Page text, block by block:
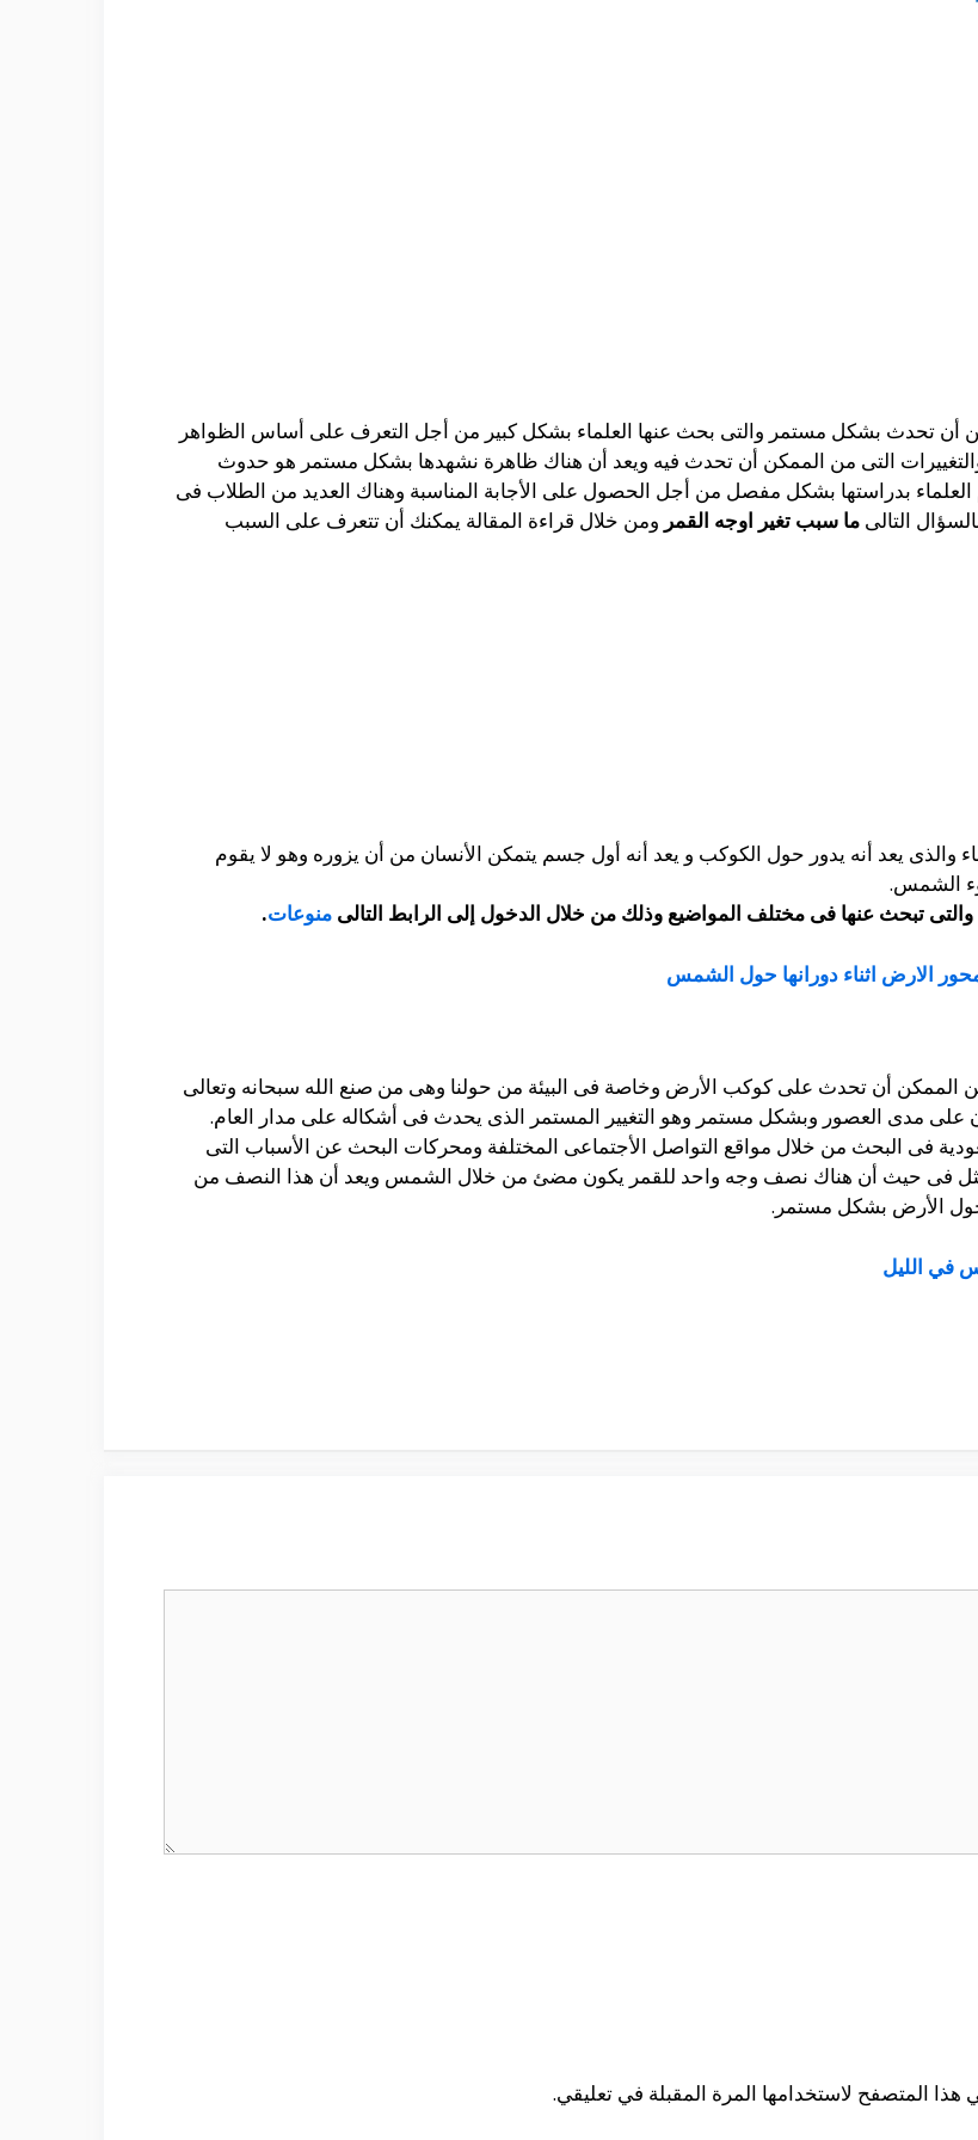
أن تحدث بشكل مستمر والتى بحث عنها العلماء بشكل كبير من أجل التعرف على أساس الظواهر
والتغييرات التى من الممكن أن تحدث فيه ويعد أن هناك ظاهرة نشهدها بشكل مستمر هو حدوث
العلماء بدراستها بشكل مفصل من أجل الحصول على الأجابة المناسبة وهناك العديد من الطلاب فى
التالى ما سبب تغير اوجه القمر ومن خلال قراءة المقالة يمكنك أن تتعرف على السبب
يعد أنه يدور حول الكوكب و يعد أنه أول جسم يتمكن الأنسان من أن يزوره وهو لا يقوم
الشمس.
تبحث عنها فى مختلف المواضيع وذلك من خلال الدخول إلى الرابط التالى منوعات.
الارض اثناء دورانها حول الشمس
الممكن أن تحدث على كوكب الأرض وخاصة فى البيئة من حولنا وهى من صنع الله سبحانه وتعالى
على مدى العصور وبشكل مستمر وهو التغيير المستمر الذى يحدث فى أشكاله على مدار العام.
فى البحث من خلال مواقع التواصل الأجتماعى المختلفة ومحركات البحث عن الأسباب التى
فى حيث أن هناك نصف وجه واحد للقمر يكون مضئ من خلال الشمس ويعد أن هذا النصف من
حول الأرض بشكل مستمر.
في الليل
المتصفح لاستخدامها المرة المقبلة في تعليقي.